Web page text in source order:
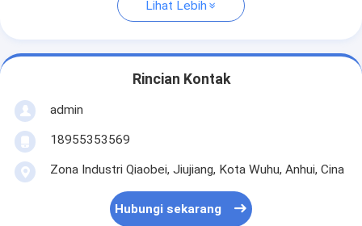
Lihat Lebih
Rincian Kontak
admin
18955353569
Zona Industri Qiaobei, Jiujiang, Kota Wuhu, Anhui, Cina
Hubungi sekarang